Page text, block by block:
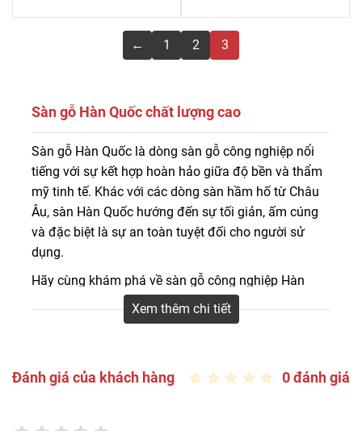
← 1 2 3
Sàn gỗ Hàn Quốc chất lượng cao
Sàn gỗ công nghiệp Hàn Quốc màu sắc sang
trọng, không bị cong vênh hay mối mọt sau nhiều năm
sử dụng, chịu được sự mài mòn, hèm khóa linh động …
Sàn gỗ Hàn Quốc là dòng sàn gỗ công nghiệp nổi
tiếng với sự kết hợp hoàn hảo giữa độ bền và thẩm
mỹ tinh tế. Khác với các dòng sàn hầm hố từ Châu
Âu, sàn Hàn Quốc hướng đến sự tối giản, ấm cúng
và đặc biệt là sự an toàn tuyệt đối cho người sử
dụng.
Hãy cùng khám phá về sàn gỗ công nghiệp Hàn
Quốc qua bài viết dưới đây tại Sàn Đẹp.
Xem thêm chi tiết
Đánh giá của khách hàng 0 đánh giá